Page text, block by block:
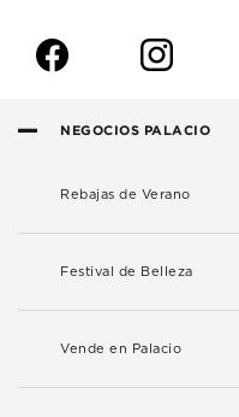
f i
NEGOCIOS PALACIO
Rebajas de Verano
Festival de Belleza
Vende en Palacio